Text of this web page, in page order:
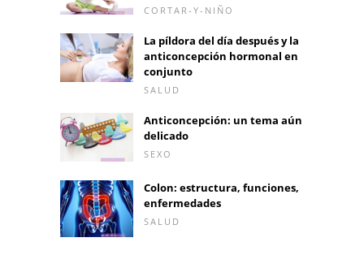
CORTAR-Y-NIÑO
La píldora del día después y la
anticoncepción hormonal en
conjunto
SALUD
Anticoncepción: un tema aún
delicado
SEXO
Colon: estructura, funciones,
enfermedades
SALUD